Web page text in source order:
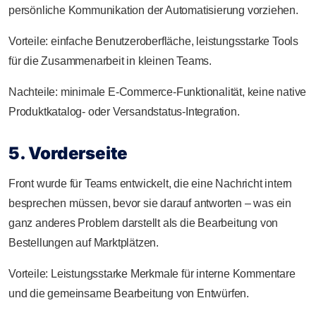
persönliche Kommunikation der Automatisierung vorziehen.
Vorteile: einfache Benutzeroberfläche, leistungsstarke Tools
für die Zusammenarbeit in kleinen Teams.
Nachteile: minimale E-Commerce-Funktionalität, keine native
Produktkatalog- oder Versandstatus-Integration.
5. Vorderseite
Front wurde für Teams entwickelt, die eine Nachricht intern
besprechen müssen, bevor sie darauf antworten – was ein
ganz anderes Problem darstellt als die Bearbeitung von
Bestellungen auf Marktplätzen.
Vorteile: Leistungsstarke Merkmale für interne Kommentare
und die gemeinsame Bearbeitung von Entwürfen.